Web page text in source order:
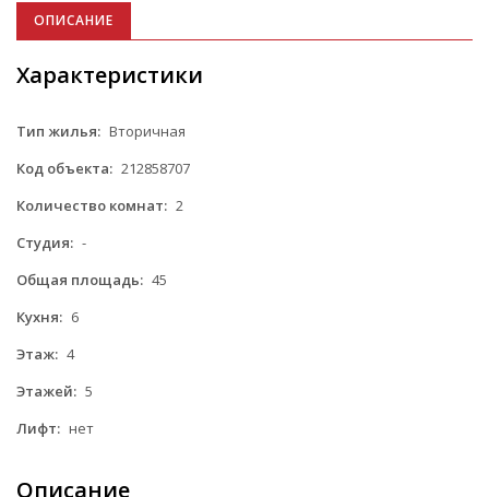
ОПИСАНИЕ
Характеристики
Тип жилья: Вторичная
Код объекта: 212858707
Количество комнат: 2
Студия: -
Общая площадь: 45
Кухня: 6
Этаж: 4
Этажей: 5
Лифт: нет
Описание